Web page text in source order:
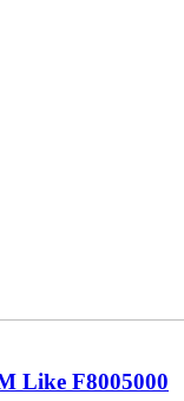
Like F8005000